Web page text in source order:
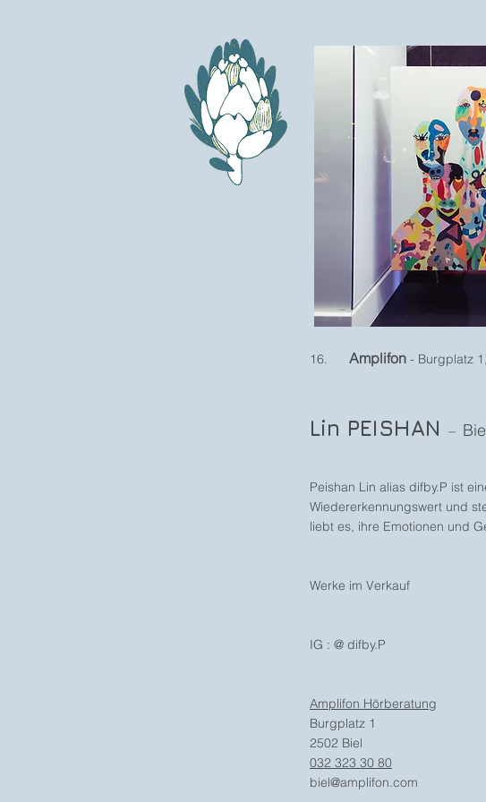
16. Amplifon - Burgplatz
Lin PEISHAN –
Peishan Lin alias difby.P ist
Wiedererkennungswert und
liebt es, ihre Emotionen und
Werke im Verkauf
IG : @ difby.P
Amplifon Hörberatung
Burgplatz 1
2502 Biel
032 323 30 80
biel@amplifon.com